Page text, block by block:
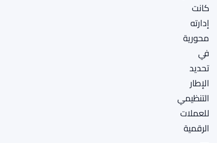
كانت
إدارته
محورية
في
تحديد
الإطار
التنظيمي
للعملات
الرقمية